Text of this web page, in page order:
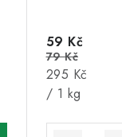
59 Kč
79 Kč
Měrná
cena:
295 Kč
/ 1 kg